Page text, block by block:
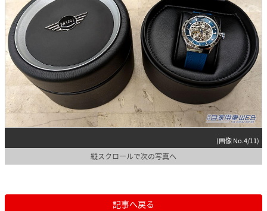
(画像 No.4/11)
縦スクロールで次の写真へ
記事へ戻る